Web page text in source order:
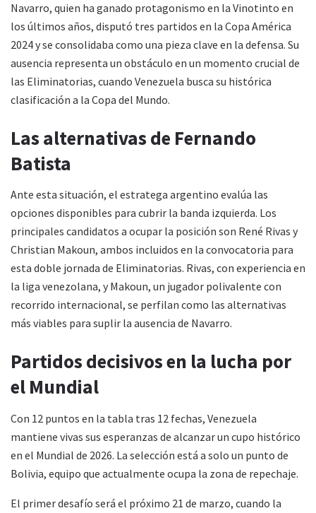
Navarro, quien ha ganado protagonismo en la Vinotinto en
los últimos años, disputó tres partidos en la Copa América
2024 y se consolidaba como una pieza clave en la defensa. Su
ausencia representa un obstáculo en un momento crucial de
las Eliminatorias, cuando Venezuela busca su histórica
clasificación a la Copa del Mundo.
Las alternativas de Fernando
Batista
Ante esta situación, el estratega argentino evalúa las
opciones disponibles para cubrir la banda izquierda. Los
principales candidatos a ocupar la posición son René Rivas y
Christian Makoun, ambos incluidos en la convocatoria para
esta doble jornada de Eliminatorias. Rivas, con experiencia en
la liga venezolana, y Makoun, un jugador polivalente con
recorrido internacional, se perfilan como las alternativas
más viables para suplir la ausencia de Navarro.
Partidos decisivos en la lucha por
el Mundial
Con 12 puntos en la tabla tras 12 fechas, Venezuela
mantiene vivas sus esperanzas de alcanzar un cupo histórico
en el Mundial de 2026. La selección está a solo un punto de
Bolivia, equipo que actualmente ocupa la zona de repechaje.
El primer desafío será el próximo 21 de marzo, cuando la